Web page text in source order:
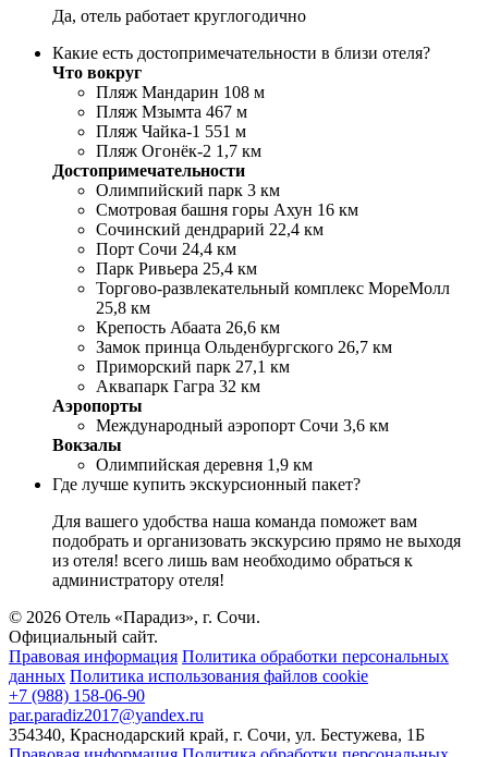
Да, отель работает круглогодично
Какие есть достопримечательности в близи отеля?
Что вокруг
Пляж Мандарин 108 м
Пляж Мзымта 467 м
Пляж Чайка-1 551 м
Пляж Огонёк-2 1,7 км
Достопримечательности
Олимпийский парк 3 км
Смотровая башня горы Ахун 16 км
Сочинский дендрарий 22,4 км
Порт Сочи 24,4 км
Парк Ривьера 25,4 км
Торгово-развлекательный комплекс МореМолл
25,8 км
Крепость Абаата 26,6 км
Замок принца Ольденбургского 26,7 км
Приморский парк 27,1 км
Аквапарк Гагра 32 км
Аэропорты
Международный аэропорт Сочи 3,6 км
Вокзалы
Олимпийская деревня 1,9 км
Где лучше купить экскурсионный пакет?
Для вашего удобства наша команда поможет вам
подобрать и организовать экскурсию прямо не выходя
из отеля! всего лишь вам необходимо обраться к
администратору отеля!
© 2026 Отель «Парадиз», г. Сочи.
Официальный сайт.
Правовая информация Политика обработки персональных
данных Политика использования файлов cookie
+7 (988) 158-06-90
par.paradiz2017@yandex.ru
354340, Краснодарский край, г. Сочи, ул. Бестужева, 1Б